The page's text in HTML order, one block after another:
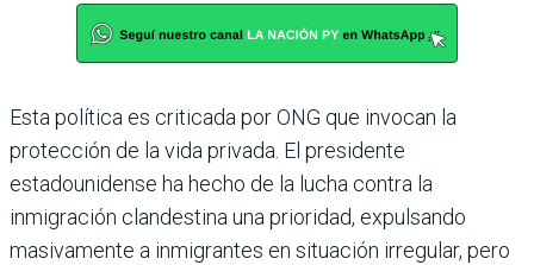
Esta política es criticada por ONG que invocan la
protección de la vida privada. El presidente
estadounidense ha hecho de la lucha contra la
inmigración clandestina una prioridad, expulsando
masivamente a inmigrantes en situación irregular, pero